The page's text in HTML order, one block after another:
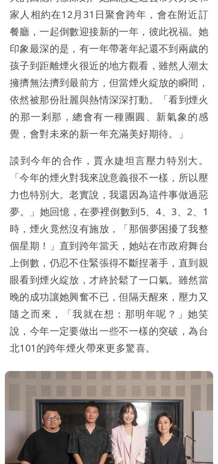
家人相約在12月31日聚會跨年，會在附近訂
餐廳，一起倒數迎接新的一年，彼此祝福。她
印象最深的是，有一年帶著年紀還不到兩歲的
孩子到距離煙火很近的地方觀看，雖然人潮太
擁擠無法擠到最前方，但當煙火綻放的瞬間，
依然被那份壯麗與熱情深深打動。「看到煙火
的那一剎那，總會有一種團圓、新氣象的感
覺，會對未來的新一年充滿美好期待。」
談到今年的合作，賈永婕坦言壓力特別大。
「今年的煙火對我來說意義很不一樣，所以壓
力也特別大。老實說，我還因為這件事做過惡
夢。」她回憶，在夢裡倒數到5、4、3、2、1
時，煙火竟然沒有施放，「那個夢困擾了我整
個星期！」直到跨年當天，她站在市政府舞台
上倒數，仍忍不住緊張得不斷捏著手，直到親
眼看到煙火綻放，才終於鬆了一口氣。雖然當
晚的成功讓她興奮不已，但隔天醒來，壓力又
隨之而來，「我就在想：那明年呢？」她笑
說，今年一定要做出一些不一樣的突破，為台
北101的跨年煙火帶來更多驚喜。